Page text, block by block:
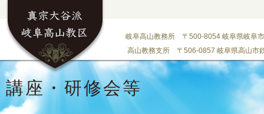
岐阜高山教務所 〒500-8054 岐阜県岐阜
高山教務支所 〒506-0857 岐阜県高山市
講座・研修会等